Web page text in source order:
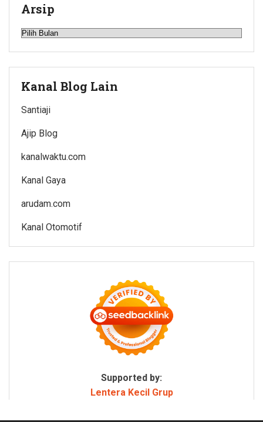
Arsip
Arsip
Kanal Blog Lain
Santiaji
Ajip Blog
kanalwaktu.com
Kanal Gaya
arudam.com
Kanal Otomotif
Supported by:
Lentera Kecil Grup